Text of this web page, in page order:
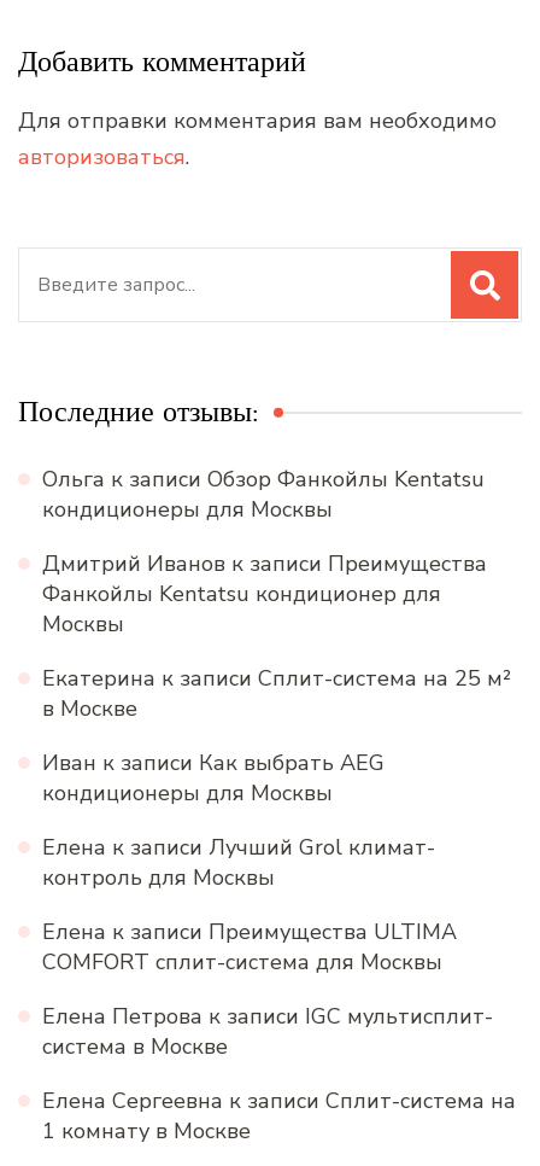
Добавить комментарий
Для отправки комментария вам необходимо
авторизоваться.
Последние отзывы:
Ольга к записи Обзор Фанкойлы Kentatsu
кондиционеры для Москвы
Дмитрий Иванов к записи Преимущества
Фанкойлы Kentatsu кондиционер для
Москвы
Екатерина к записи Сплит-система на 25 м²
в Москве
Иван к записи Как выбрать AEG
кондиционеры для Москвы
Елена к записи Лучший Grol климат-
контроль для Москвы
Елена к записи Преимущества ULTIMA
COMFORT сплит-система для Москвы
Елена Петрова к записи IGC мультисплит-
система в Москве
Елена Сергеевна к записи Сплит-система на
1 комнату в Москве